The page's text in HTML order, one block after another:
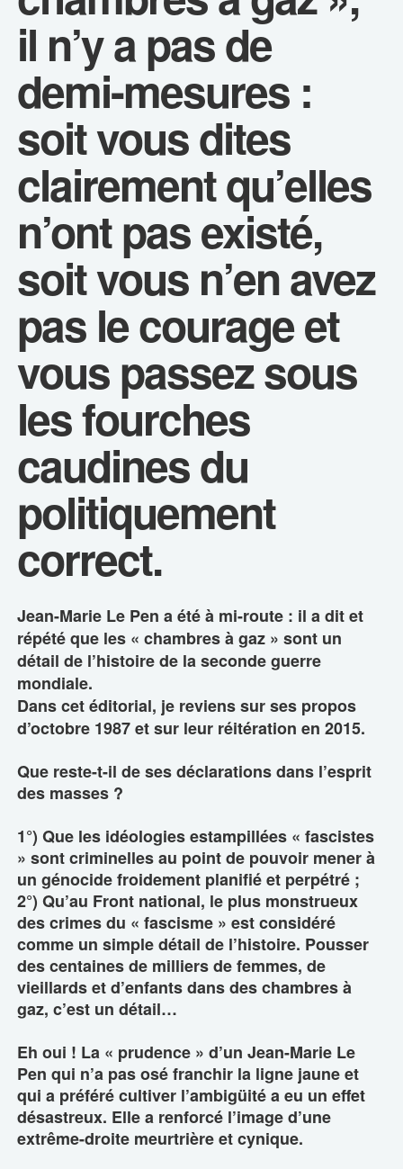
il n’y a pas de
demi-mesures :
soit vous dites
clairement qu’elles
n’ont pas existé,
soit vous n’en avez
pas le courage et
vous passez sous
les fourches
caudines du
politiquement
correct.
Jean-Marie Le Pen a été à mi-route : il a dit et
répété que les « chambres à gaz » sont un
détail de l’histoire de la seconde guerre
mondiale.
Dans cet éditorial, je reviens sur ses propos
d’octobre 1987 et sur leur réitération en 2015.
Que reste-t-il de ses déclarations dans l’esprit
des masses ?
1°) Que les idéologies estampillées « fascistes
» sont criminelles au point de pouvoir mener à
un génocide froidement planifié et perpétré ;
2°) Qu’au Front national, le plus monstrueux
des crimes du « fascisme » est considéré
comme un simple détail de l’histoire. Pousser
des centaines de milliers de femmes, de
vieillards et d’enfants dans des chambres à
gaz, c’est un détail…
Eh oui ! La « prudence » d’un Jean-Marie Le
Pen qui n’a pas osé franchir la ligne jaune et
qui a préféré cultiver l’ambigüité a eu un effet
désastreux. Elle a renforcé l’image d’une
extrême-droite meurtrière et cynique.